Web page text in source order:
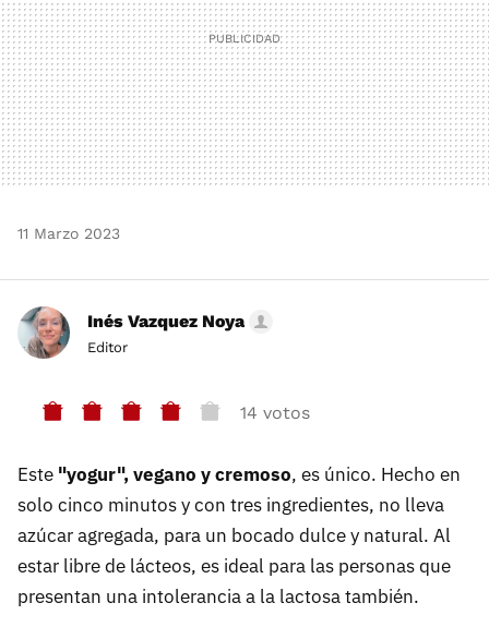
11 Marzo 2023
Inés Vazquez Noya
Editor
14 votos
Este "yogur", vegano y cremoso, es único. Hecho en
solo cinco minutos y con tres ingredientes, no lleva
azúcar agregada, para un bocado dulce y natural. Al
estar libre de lácteos, es ideal para las personas que
presentan una intolerancia a la lactosa también.